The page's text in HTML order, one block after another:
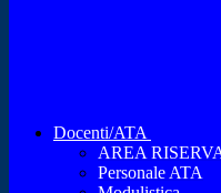
Docenti/ATA
AREA
Personale ATA